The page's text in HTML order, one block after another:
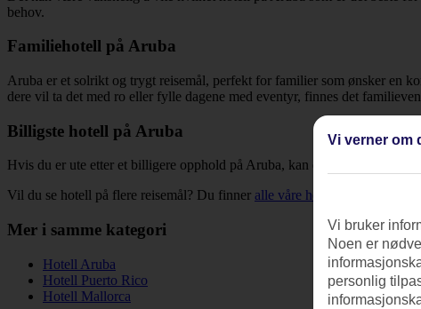
behov.
Familiehotell på Aruba
Aruba er et solrikt og trygt reisemål, perfekt for familier som ønsker en
dere vil ta det med ro eller fylle dagene med eventyr, finnes det
Billigste hotell på Aruba
Hvis du er ute etter et billigere opphold på Aruba, kan du sortere listen fra
Vil du se hotell på flere reisemål? Du finner alle våre hotell
Mer i samme kategori
Hotell Aruba
Hotell Puerto Rico
Hotell Mallorca
Vi verner om
Vi bruker
Noen er
personlig